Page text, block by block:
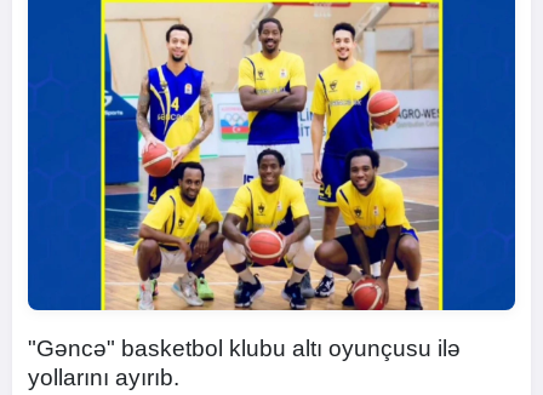
"Gəncə" basketbol klubu altı oyunçusu ilə
yollarını ayırıb.